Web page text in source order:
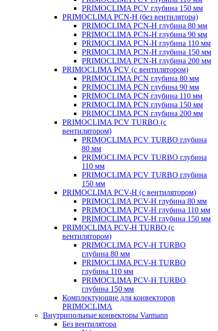
PRIMOCLIMA PCV глубина 150 мм
PRIMOCLIMA PCN-H (без вентилятора)
PRIMOCLIMA PCN-H глубина 80 мм
PRIMOCLIMA PCN-H глубина 90 мм
PRIMOCLIMA PCN-H глубина 110 мм
PRIMOCLIMA PCN-H глубина 150 мм
PRIMOCLIMA PCN-H глубина 200 мм
PRIMOCLIMA PCV (c вентилятором)
PRIMOCLIMA PCN глубина 80 мм
PRIMOCLIMA PCN глубина 90 мм
PRIMOCLIMA PCN глубина 110 мм
PRIMOCLIMA PCN глубина 150 мм
PRIMOCLIMA PCN глубина 200 мм
PRIMOCLIMA PCV TURBO (c
вентилятором)
PRIMOCLIMA PCV TURBO глубина
80 мм
PRIMOCLIMA PCV TURBO глубина
110 мм
PRIMOCLIMA PCV TURBO глубина
150 мм
PRIMOCLIMA PCV-H (c вентилятором)
PRIMOCLIMA PCV-H глубина 80 мм
PRIMOCLIMA PCV-H глубина 110 мм
PRIMOCLIMA PCV-H глубина 150 мм
PRIMOCLIMA PCV-H TURBO (c
вентилятором)
PRIMOCLIMA PCV-H TURBO
глубина 80 мм
PRIMOCLIMA PCV-H TURBO
глубина 110 мм
PRIMOCLIMA PCV-H TURBO
глубина 150 мм
Комплектующие для конвекторов
PRIMOCLIMA
Внутрипольные конвекторы Varmann
Без вентилятора